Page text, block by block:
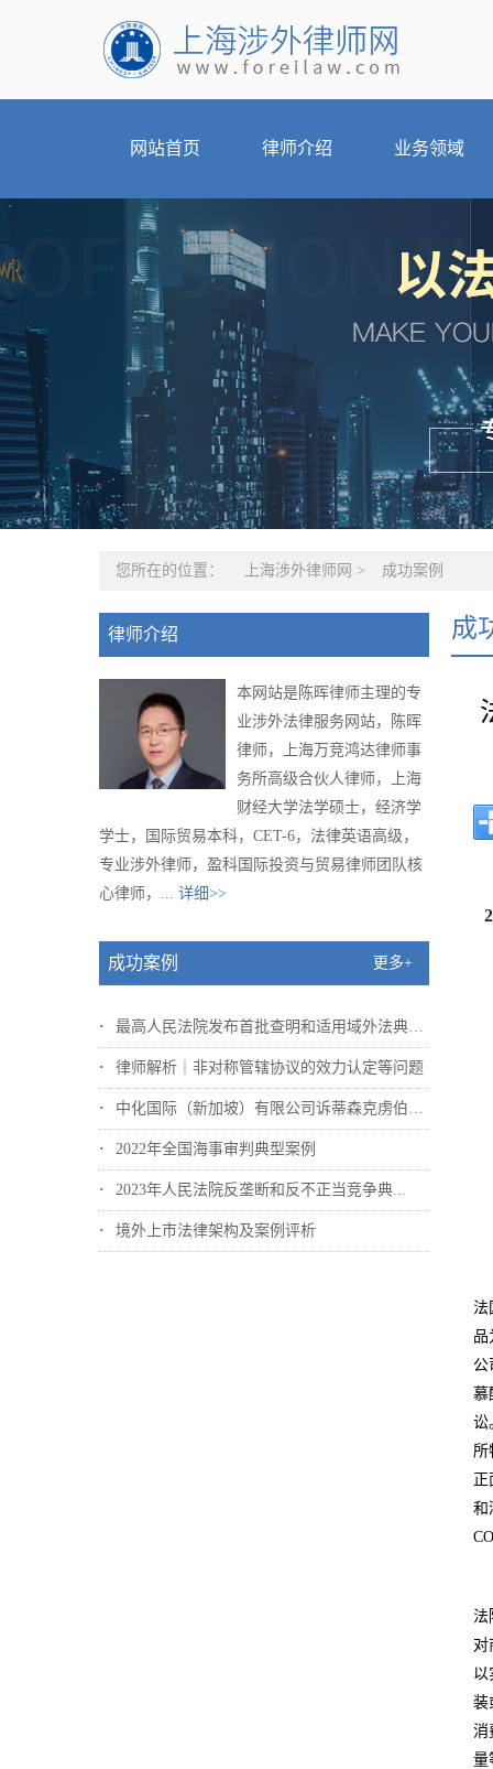
网站首页 律师介绍 业务领域
您所在的位置： 上海涉外律师网 > 成功案例
律师介绍
本网站是陈晖律师主理的专
业涉外法律服务网站，陈晖
律师，上海万竞鸿达律师事
务所高级合伙人律师，上海
财经大学法学硕士，经济学
学士，国际贸易本科，CET-6，法律英语高级，
专业涉外律师，盈科国际投资与贸易律师团队核
心律师，... 详细>>
成功案例 更多+
最高人民法院发布首批查明和适用域外法典型...
律师解析｜非对称管辖协议的效力认定等问题
中化国际（新加坡）有限公司诉蒂森克虏伯冶...
2022年全国海事审判典型案例
2023年人民法院反垄断和反不正当竞争典...
境外上市法律架构及案例评析
成
法
品
公
慕
讼
所
和
法
对
以
装
消
量